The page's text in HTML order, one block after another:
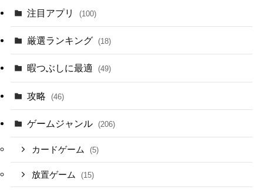
注目アプリ (100)
厳選ランキング (18)
暇つぶしに最適 (49)
攻略 (46)
ゲームジャンル (206)
カードゲーム (5)
放置ゲーム (15)